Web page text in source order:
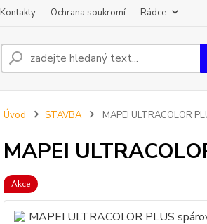
Kontakty Ochrana soukromí Rádce
Úvod STAVBA MAPEI ULTRACOLOR
MAPEI
Akce